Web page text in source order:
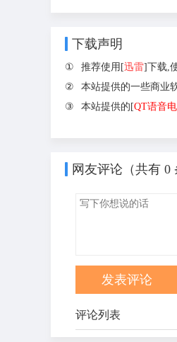
下载声明
① 推荐使用[迅雷]下载,
②
本站提供的一些商业
③
本站提供的[QT语音
网友评论（共有 0
评论列表